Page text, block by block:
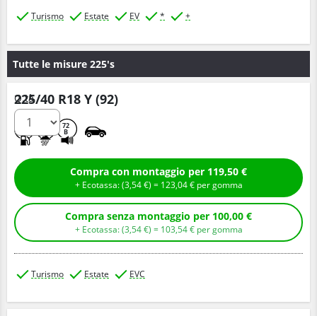
Turismo Estate EV * +
Tutte le misure 225's
225/40 R18 Y (92)
72
B
Q.tà
Compra con montaggio per 119,50 €
+ Ecotassa: (3,54€ ) = 123,04€ per gomma
Compra senza montaggio per 100,00 €
+ Ecotassa: (3,54€ ) = 103,54€ per gomma
Turismo Estate EVC